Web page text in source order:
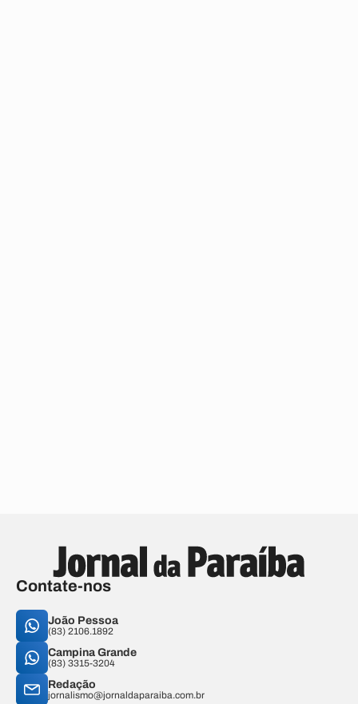
Contate-nos
João Pessoa
(83) 2106.1892
Campina Grande
(83) 3315-3204
Redação
jornalismo@jornaldaparaiba.com.br